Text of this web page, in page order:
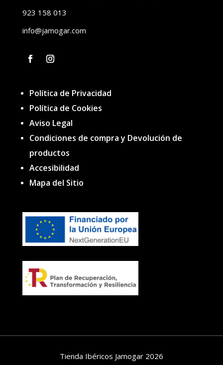
923 158 013
info@jamogar.com
e
o
t
a
g
r
m
Política de Privacidad
Política de Cookies
Aviso Legal
Condiciones de compra y Devolución de
productos
Accesibilidad
Mapa del Sitio
Tienda Ibéricos Jamogar 2026